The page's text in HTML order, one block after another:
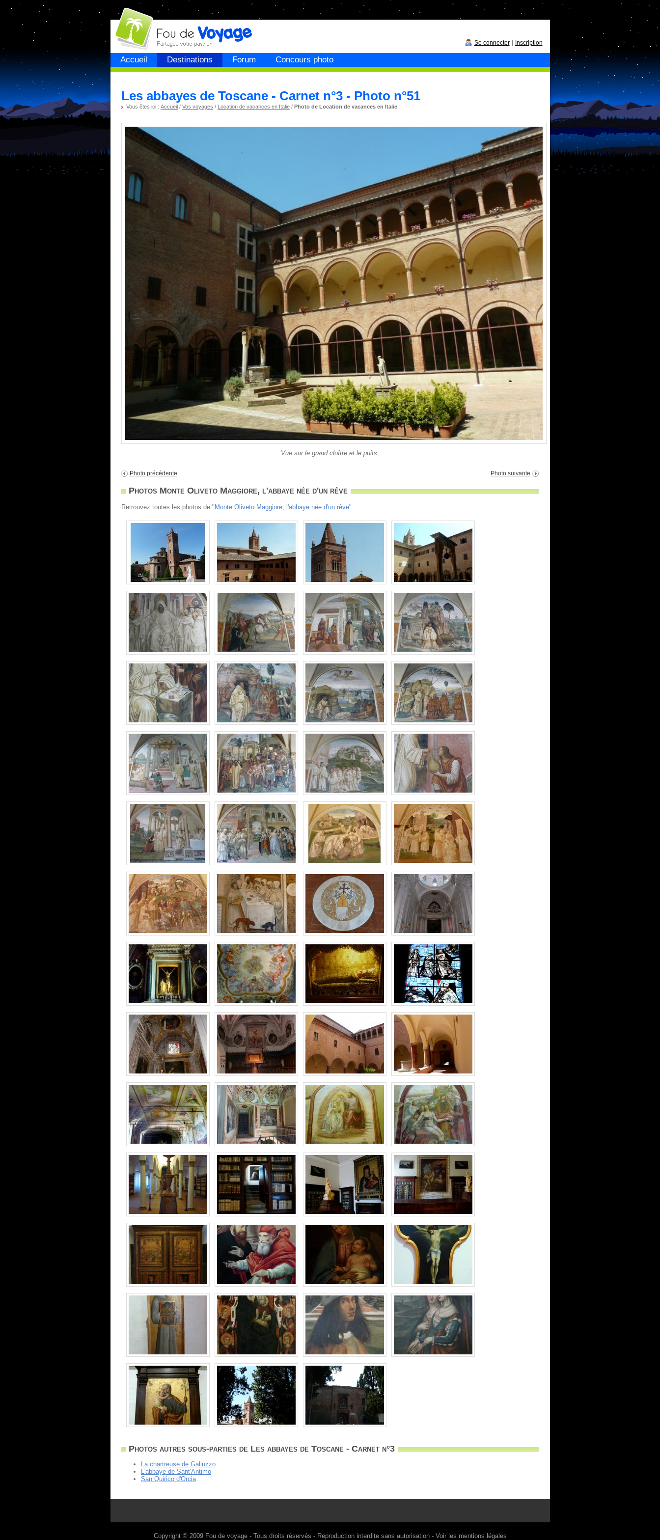
Accueil Destinations Forum Concours photo
Fou devoyage
Se connecter| Inscription
Les abbayes de Toscane - Carnet n°3 - Photo n°51
Vous êtes ici : Accueil/ Vos voyages / Location de vacances en Italie/ Photo de Location de vacances en Italie
Vue sur le grand cloître et le puits.
Photo précédente Photo suivante
Photos Monte Oliveto Maggiore, l'abbaye née d'un rêve
Retrouvez toutes les photos de "Monte Oliveto Maggiore, l'abbaye née d'un rêve"
Photos autres sous-parties de Les abbayes de Toscane - Carnet n°3
La chartreuse de Galluzzo
L'abbaye de Sant'Antimo
San Quirico d'Orcia
Copyright © 2009 Fou de voyage- Tous droits réservés - Reproduction interdite sans autorisation - Voir les mentions légales